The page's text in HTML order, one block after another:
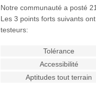
Notre communauté a posté
Les 3 points forts suivants
testeurs:
Tolérance
Accessibilité
Aptitudes tout terrain